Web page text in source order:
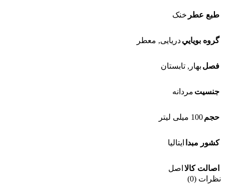
طبع عطر خنک
گروه بويايي دریایی, معطر
فصل بهار , تابستان
جنسيت مردانه
حجم 100 میلی لیتر
کشور مبدا ایتالیا
اصالت کالا اصل
نظرات (0)